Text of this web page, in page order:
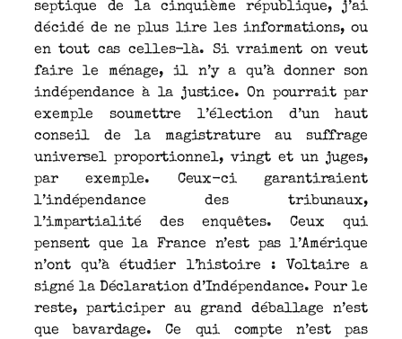
septique de la cinquième république, j’ai
décidé de ne plus lire les informations, ou
en tout cas celles-là. Si vraiment on veut
faire le ménage, il n’y a qu’à donner son
indépendance à la justice. On pourrait par
exemple soumettre l’élection d’un haut
conseil de la magistrature au suffrage
universel proportionnel, vingt et un juges,
par exemple. Ceux-ci garantiraient
l’indépendance des tribunaux,
l’impartialité des enquêtes. Ceux qui
pensent que la France n’est pas l’Amérique
n’ont qu’à étudier l’histoire : Voltaire a
signé la Déclaration d’Indépendance. Pour le
reste, participer au grand déballage n’est
que bavardage. Ce qui compte n’est pas